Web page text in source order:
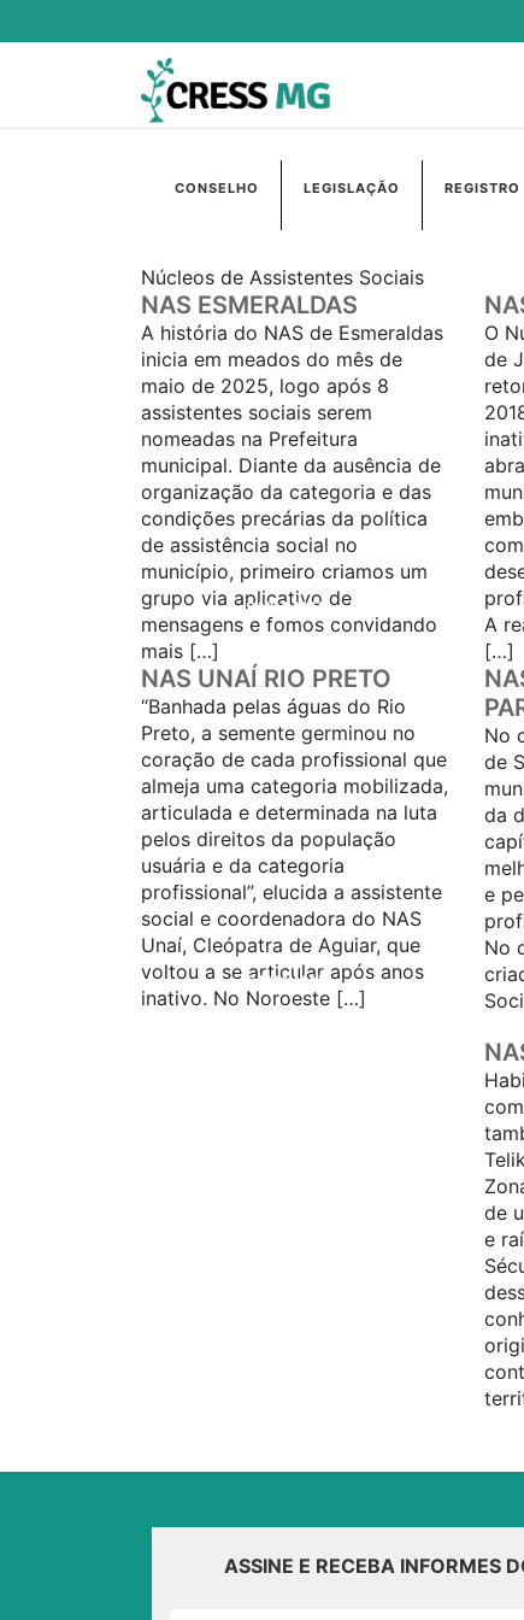
CONSELHO LEGISLAÇÃO REGISTRO
Núcleos de Assistentes Sociais
NAS ESMERALDAS
A história do NAS de Esmeraldas
inicia em meados do mês de
maio de 2025, logo após 8
assistentes sociais serem
nomeadas na Prefeitura
municipal. Diante da ausência de
organização da categoria e das
condições precárias da política
de assistência social no
município, primeiro criamos um
grupo via aplicativo de
mensagens e fomos convidando
mais […]
SAIBA MAIS...
O
de
A
[…]
NAS UNAÍ RIO PRETO
“Banhada pelas águas do Rio
Preto, a semente germinou no
coração de cada profissional que
almeja uma categoria mobilizada,
articulada e determinada na luta
pelos direitos da população
usuária e da categoria
profissional”, elucida a assistente
social e coordenadora do NAS
Unaí, Cleópatra de Aguiar, que
voltou a se articular após anos
inativo. No Noroeste […]
SAIBA MAIS...
No
de
da
e
No
de
e
ASSINE E RECEBA INFORMES